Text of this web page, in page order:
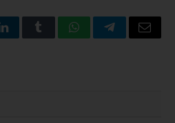
LinkedInTumblrWhatsAppTelegramEmail